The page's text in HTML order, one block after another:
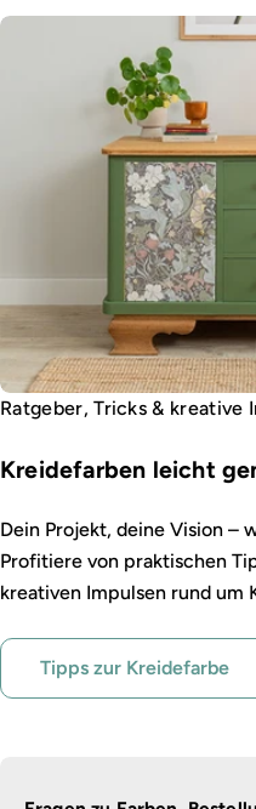
Ratgeber, Tricks & kreative
Kreidefarben leicht
Dein Projekt, deine Vision –
Profitiere von praktischen
kreativen Impulsen rund um
Tipps zur Kreidefarbe